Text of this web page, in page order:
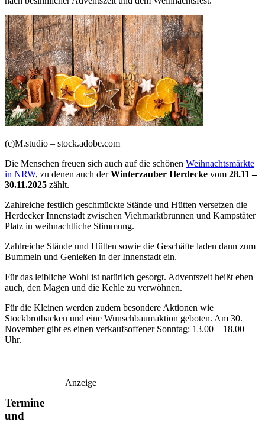
(c)M.studio – stock.adobe.com
Die Menschen freuen sich auch auf die schönen Weihnachtsmärkte
in NRW, zu denen auch derWinterzauber Herdecke vom 28.11 –
30.11.2025 zählt.
Zahlreiche festlich geschmückte Stände und Hütten versetzen die
Herdecker Innenstadt zwischen Viehmarktbrunnen und Kampstäter
Platz in weihnachtliche Stimmung.
Zahlreiche Stände und Hütten sowie die Geschäfte laden dann zum
Bummeln und Genießen in der Innenstadt ein.
Für das leibliche Wohl ist natürlich gesorgt. Adventszeit heißt eben
auch, den Magen und die Kehle zu verwöhnen.
Für die Kleinen werden zudem besondere Aktionen wie
Stockbrotbacken und eine Wunschbaumaktion geboten. Am 30.
November gibt es einen verkaufsoffener Sonntag: 13.00 – 18.00
Uhr.
Anzeige
Termine
und